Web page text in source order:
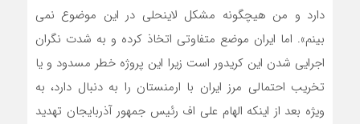
دارد و من هیچگونه مشکل لاینحلی در این موضوع نمی
بینم». اما ایران موضع متفاوتی اتخاذ کرده و به شدت نگران
اجرایی شدن این کریدور است زیرا این پروژه خطر مسدود و یا
تخریب احتمالی مرز ایران با ارمنستان را به دنبال دارد، به
ویژه بعد از اینکه الهام علی اف رئیس جمهور آذربایجان تهدید